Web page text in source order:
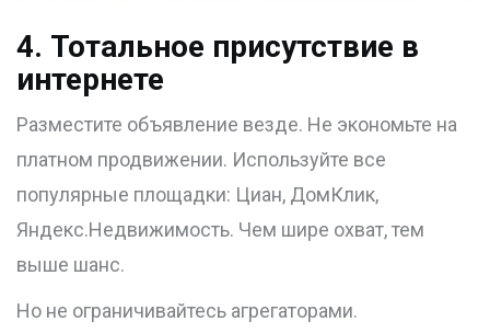
4. Тотальное присутствие в
интернете
Разместите объявление везде. Не экономьте на
платном продвижении. Используйте все
популярные площадки: Циан, ДомКлик,
Яндекс.Недвижимость. Чем шире охват, тем
выше шанс.
Но не ограничивайтесь агрегаторами.